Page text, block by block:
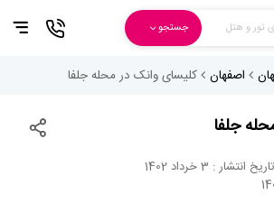
تور و هتل جستجو
اصفهان کلیسای وانک در محله جلفا
جلفا
تاریخ انتشار : 3 خرداد 1402